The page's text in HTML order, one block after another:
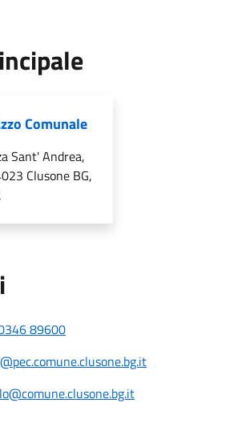
Comunale
Sant' Andrea,
Clusone BG,
89600